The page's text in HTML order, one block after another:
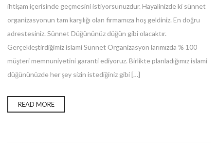
ihtişam içerisinde geçmesini istiyorsunuzdur. Hayalinizde ki sünnet
organizasyonun tam karşılığı olan firmamıza hoş geldiniz. En doğru
adrestesiniz. Sünnet Düğününüz düğün gibi olacaktır.
Gerçekleştirdiğimiz islami Sünnet Organizasyon larımızda % 100
müşteri memnuniyetini garanti ediyoruz. Birlikte planladığımız islami
düğününüzde her şey sizin istediğiniz gibi […]
READ MORE